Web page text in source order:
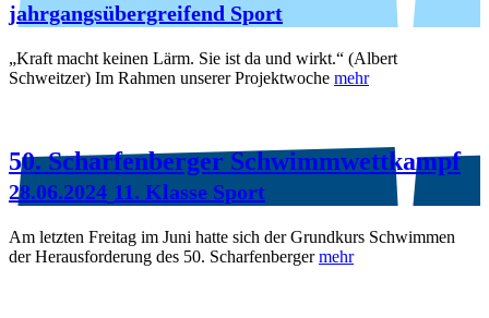
jahrgangsübergreifend Sport
„Kraft macht keinen Lärm. Sie ist da und wirkt.“ (Albert
Schweitzer) Im Rahmen unserer Projektwoche mehr
50. Scharfenberger Schwimmwettkampf
28.06.2024 11. Klasse Sport
Am letzten Freitag im Juni hatte sich der Grundkurs Schwimmen
der Herausforderung des 50. Scharfenbergermehr